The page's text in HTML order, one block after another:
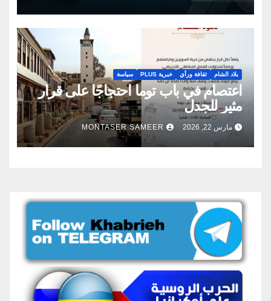
بلاد الشام ثقافة ورأي خبرية PLUS سياسة
اعتصام في باب توما احتجاجًا على قرار
مثير للجدل
مارس 22, 2026 MONTASER SAMEER